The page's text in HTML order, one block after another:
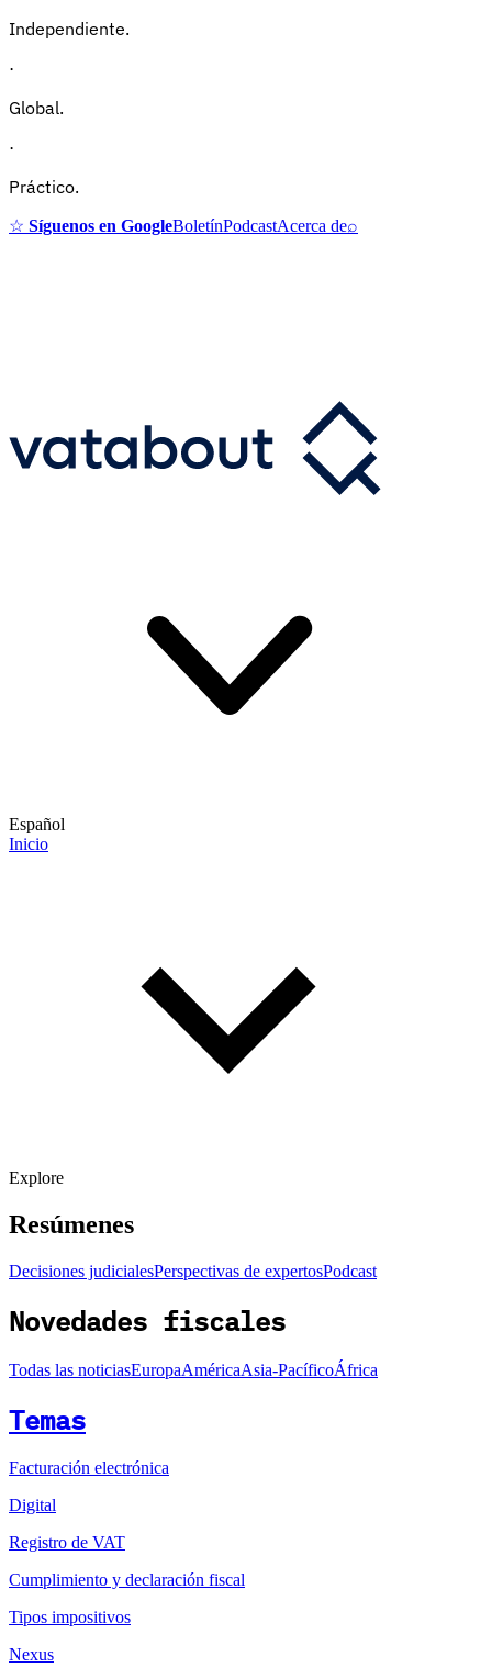
Independiente.
·
Global.
·
Práctico.
☆ Síguenos en GoogleBoletínPodcastAcerca de⌕
Español
Inicio
Explore
Resúmenes
Decisiones judicialesPerspectivas de expertosPodcast
Novedades fiscales
Todas las noticiasEuropaAméricaAsia-PacíficoÁfrica
Temas
Facturación electrónica
Digital
Registro de VAT
Cumplimiento y declaración fiscal
Tipos impositivos
Nexus